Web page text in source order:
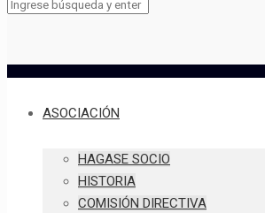
ASOCIACIÓN
HAGASE SOCIO
HISTORIA
COMISIÓN DIRECTIVA